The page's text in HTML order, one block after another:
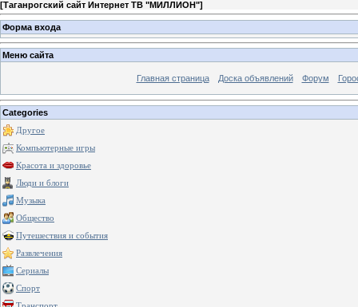
[Таганрогский сайт Интернет ТВ "МИЛЛИОН"]
Форма входа
Меню сайта
Главная страница Доска объявлений Форум
Categories
Другое
Компьютерные игры
Красота и здоровье
Люди и блоги
Музыка
Общество
Путешествия и события
Развлечения
Сериалы
Спорт